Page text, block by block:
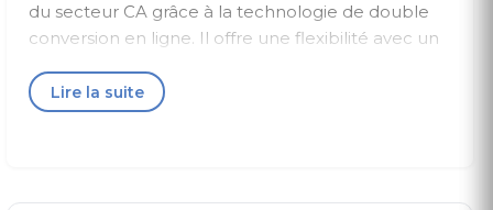
du secteur CA grâce à la technologie de double
conversion en ligne. Il offre une flexibilité avec un
en tour, adapté pour fournir une protection
électrique aux équipements informatiques
Caractéristiques Techniques
Lire la suite